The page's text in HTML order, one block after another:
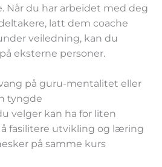
Når du har arbeidet med deg
latt dem coache
veiledning, kan du
eksterne personer.
på guru-mentalitet eller
tyngde
velger kan ha for liten
fasilitere utvikling og læring
på samme kurs